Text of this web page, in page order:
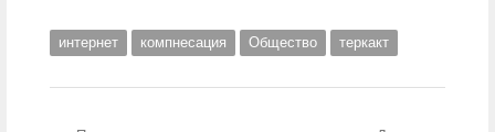
интернет компнесация Общество теркакт